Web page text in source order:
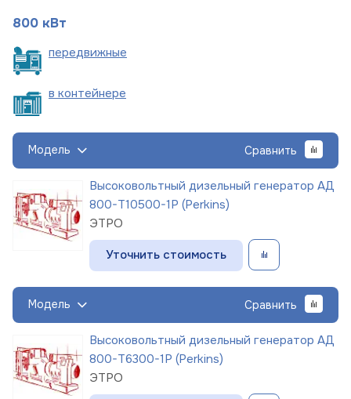
800 кВт
передвижные
в контейнере
Модель Сравнить
Высоковольтный дизельный генератор АД
800-Т10500-1Р (Perkins)
ЭТРО
Уточнить стоимость
Модель Сравнить
Высоковольтный дизельный генератор АД
800-Т6300-1Р (Perkins)
ЭТРО